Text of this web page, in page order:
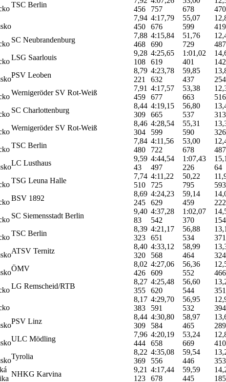
TSC Berlin
456
757
678
470
7,94
450
4:17,79
676
55,07
599
419
SC Neubrandenburg
7,88
468
4:15,84
690
51,76
729
487
LSG Saarlouis
9,28
108
4:25,65
619
1:01,02
401
142
PSV Leoben
8,79
221
4:23,78
632
59,85
437
254
Wernigeröder SV Rot-Weiß
7,91
459
4:17,57
677
53,38
663
516
SC Charlottenburg
8,44
309
4:19,15
665
56,80
537
313
Wernigeröder SV Rot-Weiß
8,46
304
4:28,54
599
55,31
590
326
TSC Berlin
7,84
480
4:11,56
722
53,00
678
487
LC Lusthaus
9,59
43
4:44,54
497
1:07,43
226
64
TSG Leuna Halle
7,74
510
4:11,22
725
50,22
795
593
BSV 1892
8,69
245
4:24,23
629
59,14
459
222
SC Siemensstadt Berlin
9,40
83
4:37,28
542
1:02,07
370
154
TSC Berlin
8,39
323
4:21,17
651
56,88
534
371
ATSV Ternitz
8,40
320
4:33,12
568
58,99
464
324
ÖMV
8,02
426
4:27,06
609
56,36
552
466
LG Remscheid/RTB
8,27
355
4:25,48
620
56,60
544
351
8,17
383
4:29,70
591
56,95
532
394
PSV Linz
8,44
309
4:30,80
584
58,97
465
289
ULC Mödling
7,96
444
4:20,19
658
53,24
669
410
Tyrolia
8,22
369
4:35,08
556
59,54
446
353
NHKG Karvina
9,21
123
4:17,44
678
59,59
445
185